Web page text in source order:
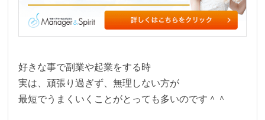
好きな事で副業や起業をする時
実は、頑張り過ぎず、無理しない方が
最短でうまくいくことがとっても多いのです＾＾